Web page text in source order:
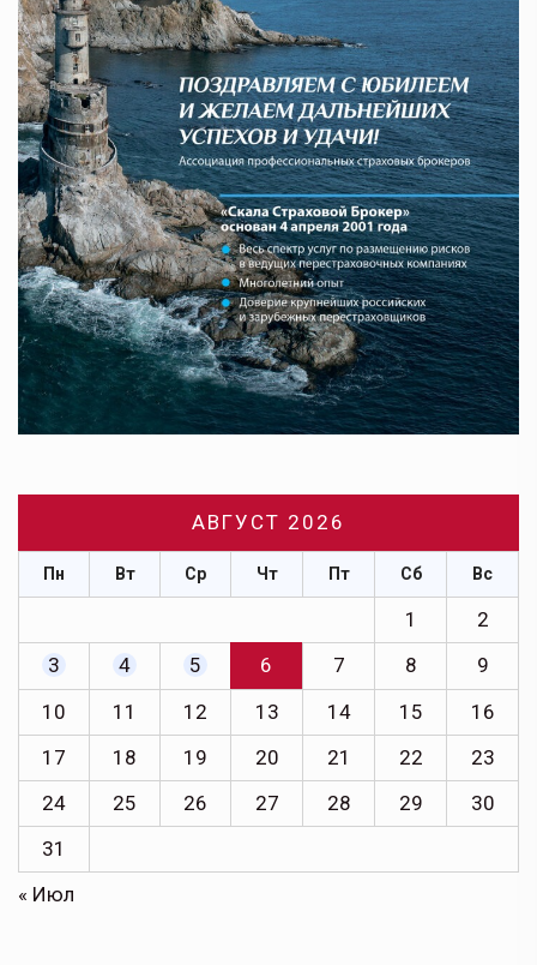
АВГУСТ 2026
Пн Вт Ср Чт Пт Сб Вс
1
2
3
4 5 6 7 8
9
10
11 12 13 14 15
16
17
18 19 20 21 22
23
24
25 26 27 28 29
30
31
« Июл